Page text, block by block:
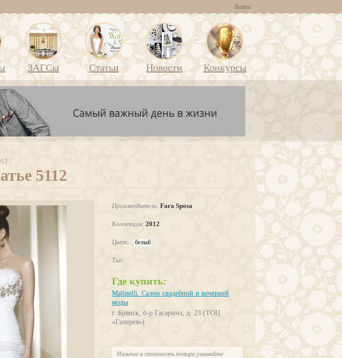
Войти
ЗАГСы Статьи Новости Конкурсы
/
5112
Производитель: Fara Sposa
Коллекция: 2012
Цвет: белый
Тип:
Где купить:
Malinelli. Салон свадебной и вечерней
моды
г. Брянск, б-р Гагарина, д. 23 (ТОЦ
«Галерея»)
Наличие и стоимость товара узнавайте